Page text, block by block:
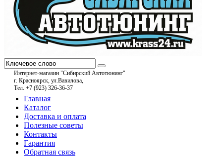
Интернет-магазин "Сибирский Автотюнинг"
г. Красноярск, ул.Вавилова,
Тел. +7 (923) 326-36-37
Главная
Каталог
Доставка и оплата
Полезные советы
Контакты
Гарантия
Обратная связь